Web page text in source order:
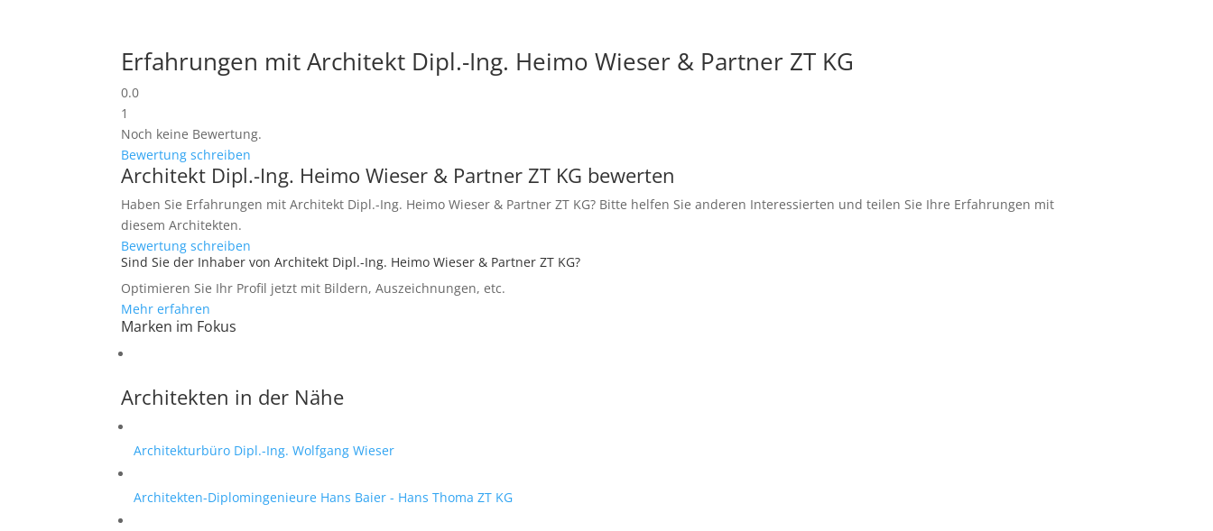
Erfahrungen mit Architekt Dipl.-Ing. Heimo Wieser & Partner ZT KG
0.0
1
Noch keine Bewertung.
Bewertung schreiben
Architekt Dipl.-Ing. Heimo Wieser & Partner ZT KG bewerten
Haben Sie Erfahrungen mit Architekt Dipl.-Ing. Heimo Wieser & Partner ZT KG? Bitte helfen Sie anderen Interessierten und teilen Sie Ihre Erfahrungen mit
diesem Architekten.
Bewertung schreiben
Sind Sie der Inhaber von Architekt Dipl.-Ing. Heimo Wieser & Partner ZT KG?
Optimieren Sie Ihr Profil jetzt mit Bildern, Auszeichnungen, etc.
Mehr erfahren
Marken im Fokus
Architekten in der Nähe
Architekturbüro Dipl.-Ing. Wolfgang Wieser
Architekten-Diplomingenieure Hans Baier - Hans Thoma ZT KG